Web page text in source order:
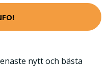
nytt och bästa